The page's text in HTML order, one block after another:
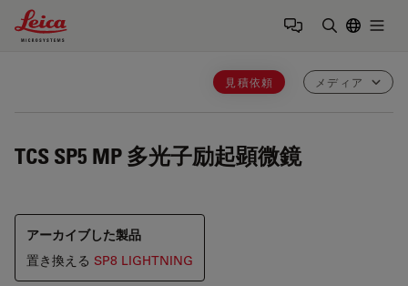
Leica Microsystems Logo
見積依頼 メディア
TCS SP5 MP 多光子励起顕微鏡
アーカイブした製品
置き換える SP8 LIGHTNING